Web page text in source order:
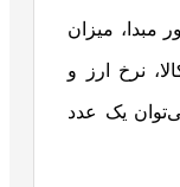
مبدا، میزان
نرخ ارز و
یک عدد